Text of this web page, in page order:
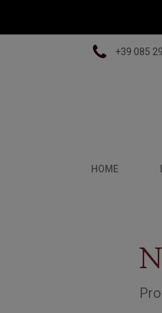
+39 085
HOME